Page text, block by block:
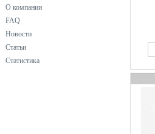
HALO
HECHTER PARIS
Helly Hansen
О компании
FAQ
Новости
Статьи
Статистика